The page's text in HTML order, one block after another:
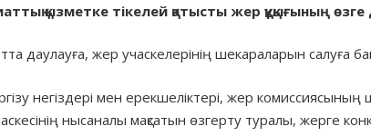
қызметке тікелей қатысты жер құқығының өзге
даулауға, жер учаскелерінің шекараларын салуға
негіздері мен ерекшеліктері, жер
нысаналы мақсатын өзгерту туралы, жерге